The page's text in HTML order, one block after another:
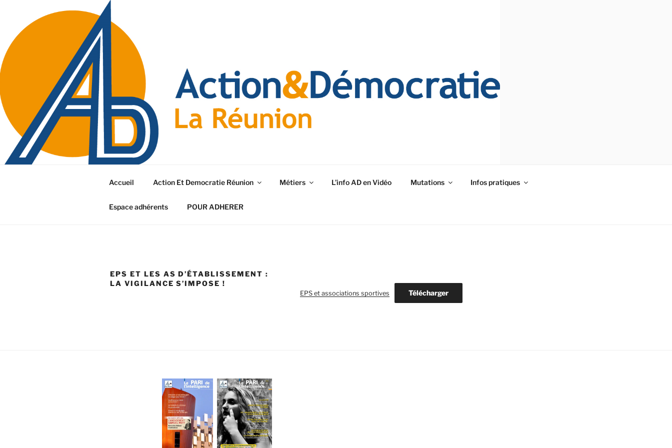
Accueil Action Et Democratie Réunion Métiers L’info AD en Vidéo Mutations Infos pratiques
Espace adhérents POUR ADHERER
EPS ET LES AS D’ÉTABLISSEMENT :
LA VIGILANCE S’IMPOSE !
EPS et associations sportives Télécharger